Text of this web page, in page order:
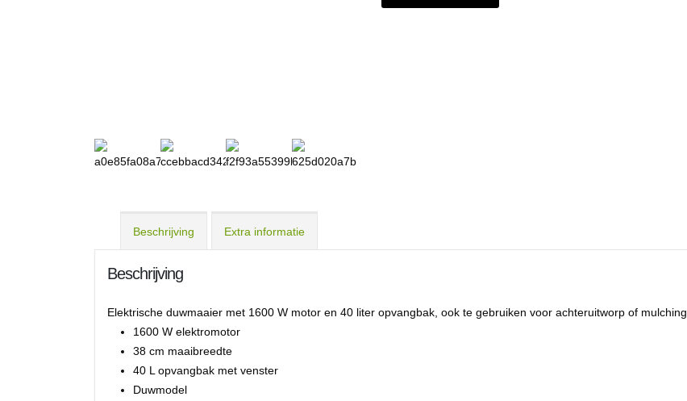
Beschrijving Extra informatie
Beschrijving
Elektrische duwmaaier met 1600 W motor en 40 liter opvangbak, ook te gebruiken voor achteruitworp of mulching.
1600 W elektromotor
38 cm maaibreedte
40 L opvangbak met venster
Duwmodel